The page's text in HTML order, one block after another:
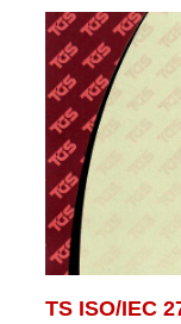
TS ISO/IEC